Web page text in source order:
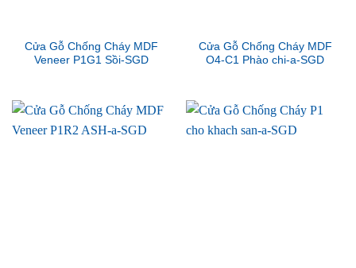
Cửa Gỗ Chống Cháy MDF
Veneer P1G1 Sồi-SGD
Cửa Gỗ Chống Cháy MDF
O4-C1 Phào chi-a-SGD